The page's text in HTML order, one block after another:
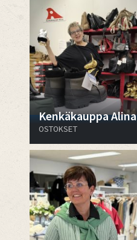
Kenkäkauppa Alina
OSTOKSET